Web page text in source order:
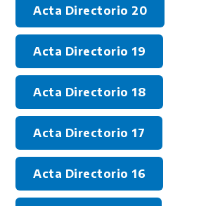
Acta Directorio 20
Acta Directorio 19
Acta Directorio 18
Acta Directorio 17
Acta Directorio 16